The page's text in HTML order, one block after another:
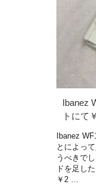
Ibanez
トにて
Ibanez
とによっ
うべきで
ドを足し
￥2 …